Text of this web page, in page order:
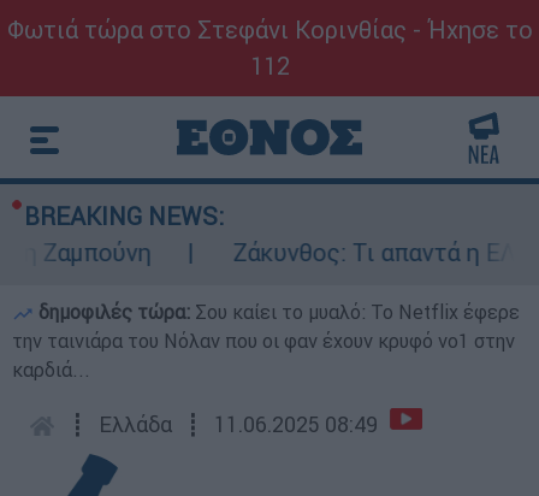
Φωτιά τώρα στο Στεφάνι Κορινθίας - Ήχησε το
112
BREAKING NEWS:
Ζάκυνθος: Τι απαντά η ΕΛΑΣ
δημοφιλές τώρα: Σου καίει το μυαλό: Το Netflix έφερε
την ταινιάρα του Νόλαν που οι φαν έχουν κρυφό νο1 στην
καρδιά...
┋ Ελλάδα ┋ 11.06.2025 08:49